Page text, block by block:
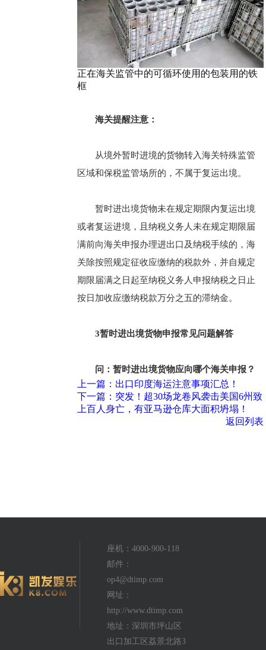
正在海关监管中的可循环使用的包装用的铁
框
海关提醒注意：
从境外暂时进境的货物转入海关特殊监管
区域和保税监管场所的，不属于复运出境。
暂时进出境货物未在规定期限内复运出境
或者复运进境，且纳税义务人未在规定期限届
满前向海关申报办理进出口及纳税手续的，海
关除按照规定征收应缴纳的税款外，并自规定
期限届满之日起至纳税义务人申报纳税之日止
按日加收应缴纳税款万分之五的滞纳金。
3暂时进出境货物申报常见问题解答
问：暂时进出境货物应向哪个海关申报？
上一篇：出口印度海运注意事项汇总！
下一篇：突发！超30场龙卷风袭击美国6州致
上百人身亡，有亚马逊仓库大面积坍塌！
返回列表
座机：4000-900-118
邮件：
op4@dtimp.com
网址：
http://www.dtimp.com
地址：深圳市坪山区
出口加工区荔景北路3